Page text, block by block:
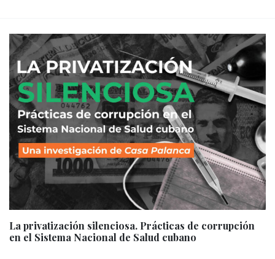
La privatización silenciosa. Prácticas de corrupción
en el Sistema Nacional de Salud cubano